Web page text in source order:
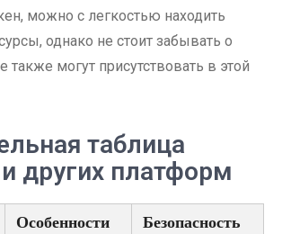
можно с легкостью находить
однако не стоит забывать о
также могут присутствовать в этой
таблица
других платформ
Особенности Безопасность